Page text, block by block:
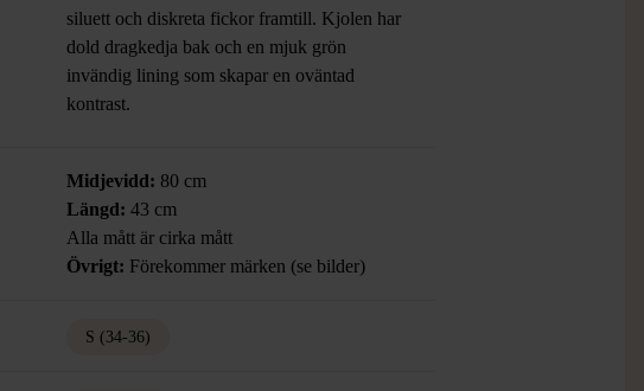
siluett och diskreta fickor framtill. Kjolen har
dold dragkedja bak och en mjuk grön
invändig lining som skapar en oväntad
kontrast.
Midjevidd: 80 cm
Längd: 43 cm
Alla mått är cirka mått
Övrigt: Förekommer märken (se bilder)
S (34-36)